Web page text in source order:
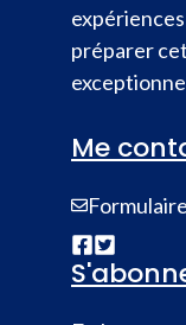
préparer
Me